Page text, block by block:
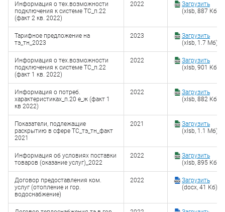
Информация о тех.возможности
подключения к системе ТС_п.22
(факт 2 кв. 2022)
2022
Загрузить
(xlsb, 887 Кб)
Тарифное предложение на
тэ_тн_2023
2023
Загрузить
(xlsb, 1.7 Мб)
Информация о тех.возможности
подключения к системе ТС_п.22
(факт 1 кв. 2022)
2022
Загрузить
(xlsb, 901 Кб)
Информация о потреб.
характеристиках_п.20 е_ж (факт 1
кв 2022)
2022
Загрузить
(xlsb, 882 Кб)
Показатели, подлежащие
раскрытию в сфере ТС_тэ_тн_факт
2021
2021
Загрузить
(xlsb, 1.1 Мб)
Информация об условиях поставки
товаров (оказание услуг)_2022
2022
Загрузить
(xlsb, 895 Кб)
Договор предоставления ком.
услуг (отопление и гор.
водоснабжение)
2022
Загрузить
(docx, 41 Кб)